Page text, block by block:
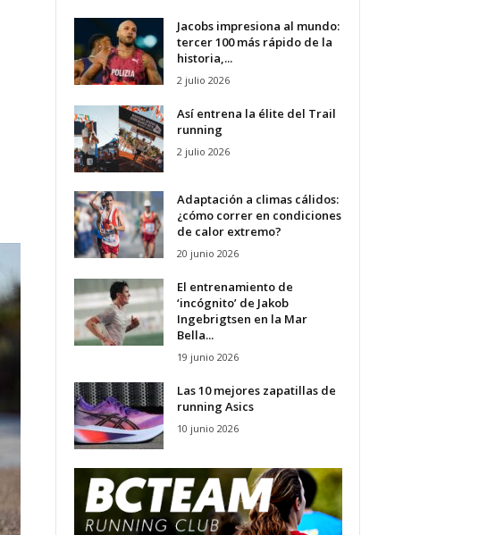
Jacobs impresiona al mundo:
tercer 100 más rápido de la
historia,...
2 julio 2026
Así entrena la élite del Trail
running
2 julio 2026
Adaptación a climas cálidos:
¿cómo correr en condiciones
de calor extremo?
20 junio 2026
El entrenamiento de
‘incógnito’ de Jakob
Ingebrigtsen en la Mar
Bella...
19 junio 2026
Las 10 mejores zapatillas de
running Asics
10 junio 2026